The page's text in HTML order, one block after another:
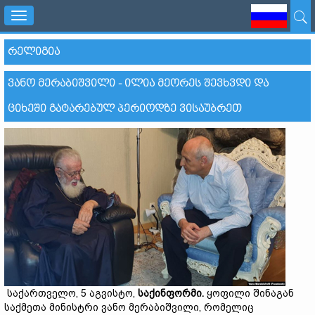
Toggle
navigation
ᲠᲔᲚᲘᲒᲘᲐ
ᲕᲐᲜᲝ ᲛᲔᲠᲐᲑᲘᲨᲕᲘᲚᲘ - ᲘᲚᲘᲐ ᲛᲔᲝᲠᲔᲡ ᲨᲔᲕᲮᲕᲓᲘ ᲓᲐ
ᲪᲘᲮᲔᲨᲘ ᲒᲐᲢᲐᲠᲔᲑᲣᲚ ᲞᲔᲠᲘᲝᲓᲖᲔ ᲕᲘᲡᲐᲣᲑᲠᲔᲗ
საქართველო, 5 აგვისტო, საქინფორმი. ყოფილი შინაგან
საქმეთა მინისტრი ვანო მერაბიშვილი, რომელიც